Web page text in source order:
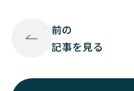
前の
記事を見る